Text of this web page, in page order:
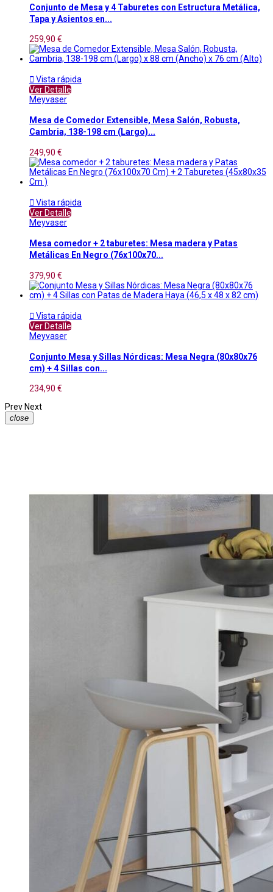
Conjunto de Mesa y 4 Taburetes con Estructura Metálica,
Tapa y Asientos en...
259,90 €
 Vista rápida
Ver Detalle
Meyvaser
Mesa de Comedor Extensible, Mesa Salón, Robusta,
Cambria, 138-198 cm (Largo)...
249,90 €
 Vista rápida
Ver Detalle
Meyvaser
Mesa comedor + 2 taburetes: Mesa madera y Patas
Metálicas En Negro (76x100x70...
379,90 €
 Vista rápida
Ver Detalle
Meyvaser
Conjunto Mesa y Sillas Nórdicas: Mesa Negra (80x80x76
cm) + 4 Sillas con...
234,90 €
Prev Next
close